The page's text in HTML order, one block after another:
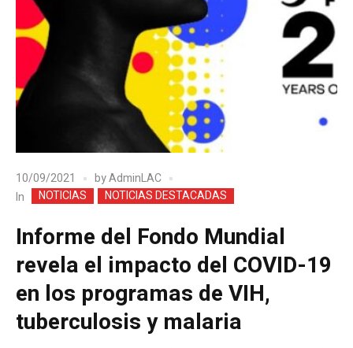
10/09/2021 byAdminLAC
In
NOTICIAS NOTICIAS DESTACADAS
Informe del Fondo Mundial
revela el impacto del COVID-19
en los programas de VIH,
tuberculosis y malaria